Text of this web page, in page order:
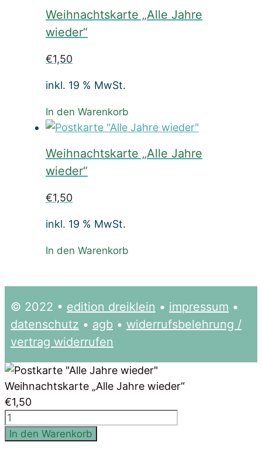
Weihnachtskarte „Alle Jahre
wieder“
€1,50
inkl. 19 % MwSt.
In den Warenkorb
Weihnachtskarte „Alle Jahre
wieder“
€1,50
inkl. 19 % MwSt.
In den Warenkorb
© 2022 • edition dreiklein • impressum •
datenschutz • agb • widerrufsbelehrung /
vertrag widerrufen
Weihnachtskarte „Alle Jahre wieder“
€1,50
Weihnachtskarte
"Alle
In den Warenkorb